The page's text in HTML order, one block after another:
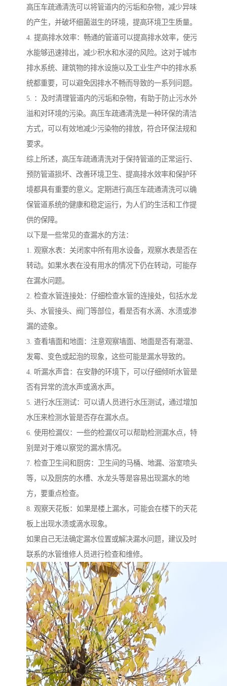
高压车疏通清洗可以将管道内的污垢和杂物，减少异味
的产生，并破坏细菌滋生的环境，提高环境卫生质量。
4. 提高排水效率：畅通的管道可以提高排水效率，使污
水能够迅速排出，减少积水和水浸的风险。这对于城市
排水系统、建筑物的排水设施以及工业生产中的排水系
统都重要，可以避免因排水不畅而导致的一系列问题。
5. ：及时清理管道内的污垢和杂物，有助于防止污水外
溢和对环境的污染。高压车疏通清洗是一种环保的清洁
方式，可以有效地减少污染物的排放，符合环保法规和
要求。
综上所述，高压车疏通清洗对于保持管道的正常运行、
预防管道损坏、改善环境卫生、提高排水效率和保护环
境都具有重要的意义。定期进行高压车疏通清洗可以确
保管道系统的健康和稳定运行，为人们的生活和工作提
供的保障。
以下是一些常见的查漏水的方法：
1. 观察水表：关闭家中所有用水设备，观察水表是否在
转动。如果水表在没有用水的情况下仍在转动，可能存
在漏水问题。
2. 检查水管连接处：仔细检查水管的连接处，包括水龙
头、水管接头、阀门等部位，看是否有水滴、水渍或渗
漏的迹象。
3. 查看墙面和地面：注意观察墙面、地面是否有潮湿、
发霉、变色或起泡的现象，这些可能是漏水导致的。
4. 听漏水声音：在安静的环境下，可以仔细倾听水管是
否有异常的流水声或滴水声。
5. 进行水压测试：可以请人员进行水压测试，通过增加
水压来检测水管是否存在漏水点。
6. 使用检漏仪：一些的检漏仪可以帮助检测漏水点，特
别是对于难以察觉的漏水情况。
7. 检查卫生间和厨房：卫生间的马桶、地漏、浴室喷头
等，以及厨房的水槽、水龙头等是容易出现漏水的地
方，要重点检查。
8. 观察天花板：如果是楼上漏水，可能会在楼下的天花
板上出现水渍或滴水现象。
如果自己无法确定漏水位置或解决漏水问题，建议及时
联系的水管维修人员进行检查和维修。